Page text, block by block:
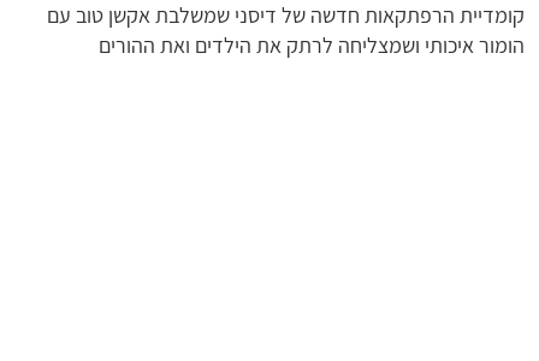
קומדיית הרפתקאות חדשה של דיסני שמשלבת אקשן טוב עם
הומור איכותי ושמצליחה לרתק את הילדים ואת ההורים